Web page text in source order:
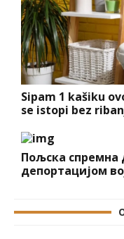
Sipam 1 kašiku
se istopi bez
Пољска спремна
депортацијом